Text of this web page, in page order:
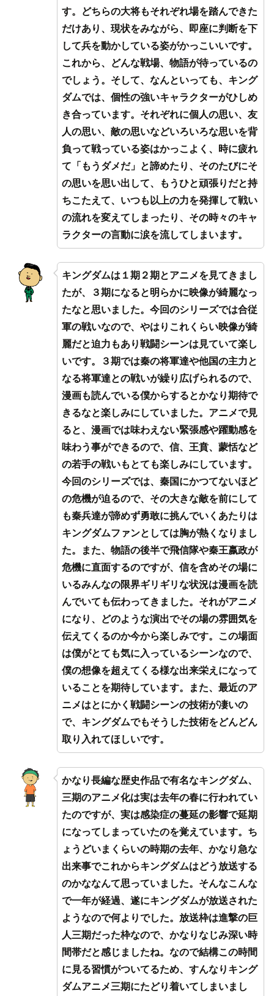
す。どちらの大将もそれぞれ場を踏んできた
だけあり、現状をみながら、即座に判断を下
して兵を動かしている姿がかっこいいです。
これから、どんな戦場、物語が待っているの
でしょう。そして、なんといっても、キング
ダムでは、個性の強いキャラクターがひしめ
き合っています。それぞれに個人の思い、友
人の思い、敵の思いなどいろいろな思いを背
負って戦っている姿はかっこよく、時に疲れ
て「もうダメだ」と諦めたり、そのたびにそ
の思いを思い出して、もうひと頑張りだと持
ちこたえて、いつも以上の力を発揮して戦い
の流れを変えてしまったり、その時々のキャ
ラクターの言動に涙を流してしまいます。
キングダムは１期２期とアニメを見てきまし
たが、３期になると明らかに映像が綺麗なっ
たなと思いました。今回のシリーズでは合従
軍の戦いなので、やはりこれくらい映像が綺
麗だと迫力もあり戦闘シーンは見ていて楽し
いです。３期では秦の将軍達や他国の主力と
なる将軍達との戦いが繰り広げられるので、
漫画も読んでいる僕からするとかなり期待で
きるなと楽しみにしていました。アニメで見
ると、漫画では味わえない緊張感や躍動感を
味わう事ができるので、信、王賁、蒙恬など
の若手の戦いもとても楽しみにしています。
今回のシリーズでは、秦国にかつてないほど
の危機が迫るので、その大きな敵を前にして
も秦兵達が諦めず勇敢に挑んでいくあたりは
キングダムファンとしては胸が熱くなりまし
た。また、物語の後半で飛信隊や秦王嬴政が
危機に直面するのですが、信を含めその場に
いるみんなの限界ギリギリな状況は漫画を読
んでいても伝わってきました。それがアニメ
になり、どのような演出でその場の雰囲気を
伝えてくるのか今から楽しみです。この場面
は僕がとても気に入っているシーンなので、
僕の想像を超えてくる様な出来栄えになって
いることを期待しています。また、最近のア
ニメはとにかく戦闘シーンの技術が凄いの
で、キングダムでもそうした技術をどんどん
取り入れてほしいです。
かなり長編な歴史作品で有名なキングダム、
三期のアニメ化は実は去年の春に行われてい
たのですが、実は感染症の蔓延の影響で延期
になってしまっていたのを覚えています。ち
ょうどいまくらいの時期の去年、かなり急な
出来事でこれからキングダムはどう放送する
のかななんて思っていました。そんなこんな
で一年が経過、遂にキングダムが放送された
ようなので何よりでした。放送枠は進撃の巨
人三期だった枠なので、かなりなじみ深い時
間帯だと感じましたね。なので結構この時間
に見る習慣がついてるため、すんなりキング
ダムアニメ三期にたどり着いてしまいまし